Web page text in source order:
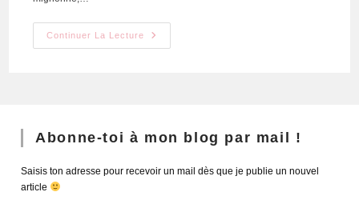
Continuer La Lecture
Abonne-toi à mon blog par mail !
Saisis ton adresse pour recevoir un mail dès que je publie un nouvel
article